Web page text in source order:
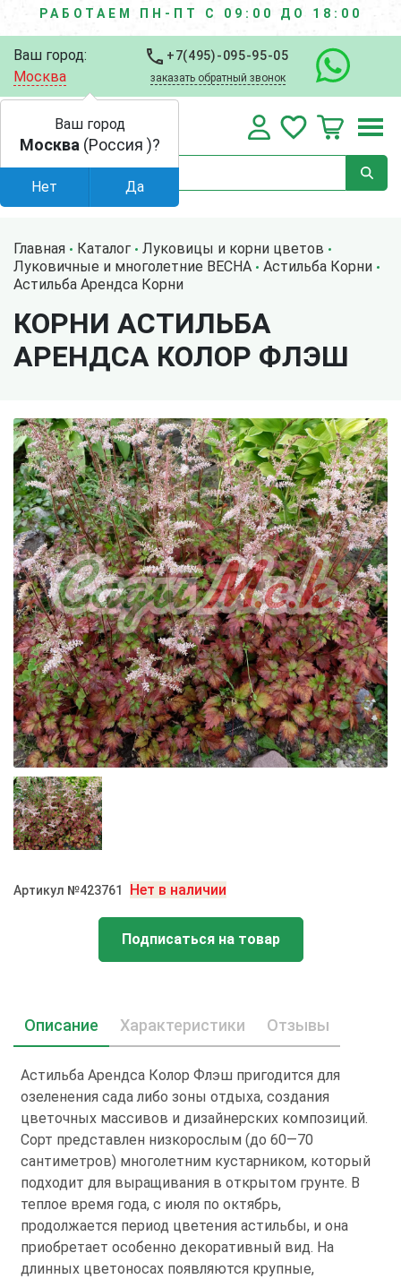
РАБОТАЕМ ПН-ПТ С 09:00 ДО 18:00
Ваш город:
Москва
+7(495)-095-95-05
заказать обратный звонок
Главная Каталог
Луковицы и корни цветов
Луковичные и многолетние ВЕСНА
Астильба Корни
Астильба Арендса Корни
КОРНИ АСТИЛЬБА
АРЕНДСА КОЛОР ФЛЭШ
Артикул №423761 Нет в наличии
Подписаться на товар
Описание Характеристики Отзывы
Астильба Арендса Колор Флэш пригодится для
озеленения сада либо зоны отдыха, создания
цветочных массивов и дизайнерских композиций.
Сорт представлен низкорослым (до 60—70
сантиметров) многолетним кустарником, который
подходит для выращивания в открытом грунте. В
теплое время года, с июля по октябрь,
продолжается период цветения астильбы, и она
приобретает особенно декоративный вид. На
длинных цветоносах появляются крупные,
Ваш город
Москва (Россия )?
Нет Да